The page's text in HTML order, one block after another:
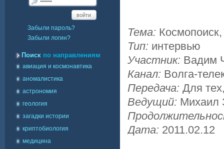
войти
Забыли пароль?
Забыли логин?
Поиск по направлениям
авиация и космонавтика
аномалистика
астрономия
геология
загадки истории
криптобиология
медицина
Тема:
Тип: интервью
Участник: Вадим
Канал: Волга-
Передача: Для
Ведущий: Михаил
Дата: 2011.02.12